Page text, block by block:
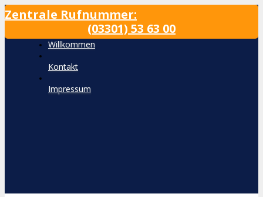
Zum
Inhalt
Zentrale Rufnummer:
(03301) 53 63 00
Willkommen
Kontakt
Impressum